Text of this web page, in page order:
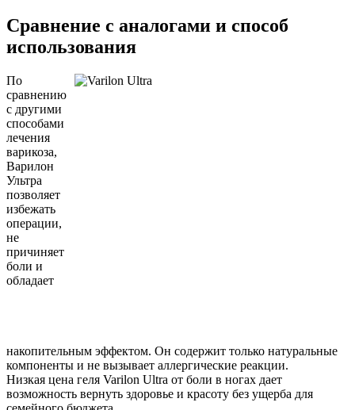
Сравнение с аналогами и способ
использования
По
сравнению
с другими
способами
лечения
варикоза,
Варилон
Ультра
позволяет
избежать
операции,
не
причиняет
боли и
обладает
накопительным эффектом. Он содержит только натуральные
компоненты и не вызывает аллергические реакции.
Низкая цена геля Varilon Ultra от боли в ногах дает
возможность вернуть здоровье и красоту без ущерба для